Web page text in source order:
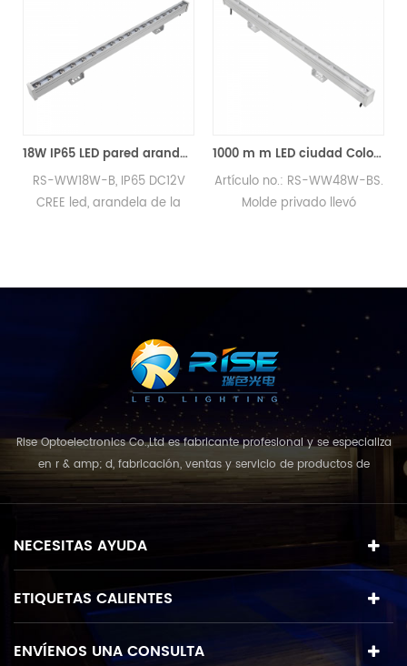
18W IP65 LED pared arandela RGB DMX512 Control
RS-WW18W-B, IP65 DC12V
CREE led, arandela de la
1000 m m LED ciudad Color lavado de pared ligera DC24V
Artículo no.: RS-WW48W-BS.
Molde privado llevó
Rise Optoelectronics Co.,Ltd es fabricante profesional y se especializa
en r & amp; d, fabricación, ventas y servicio de productos de
iluminación led, con una amplia variedad de unidades de
iluminación para uso residencial, comercial y de paisaje. con el
destacado", que combina u...
NECESITAS AYUDA
ETIQUETAS CALIENTES
ENVÍENOS UNA CONSULTA